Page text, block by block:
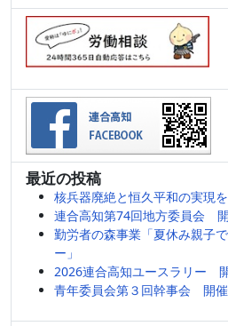
最近の投稿
核兵器廃絶と恒久平和の実現
連合高知第74回地方委員会
勤労者の森事業「夏休み親子
ー」
2026連合高知ユースラリー
青年委員会第３回幹事会 開催